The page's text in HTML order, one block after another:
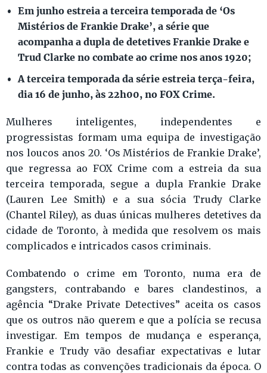
Em junho estreia a terceira temporada de ‘Os
Mistérios de Frankie Drake’, a série que
acompanha a dupla de detetives Frankie Drake e
Trud Clarke no combate ao crime nos anos 1920;
A terceira temporada da série estreia terça-feira,
dia 16 de junho, às 22h00, no FOX Crime.
Mulheres inteligentes, independentes e
progressistas formam uma equipa de investigação
nos loucos anos 20. ‘Os Mistérios de Frankie Drake’,
que regressa ao FOX Crime com a estreia da sua
terceira temporada, segue a dupla Frankie Drake
(Lauren Lee Smith) e a sua sócia Trudy Clarke
(Chantel Riley), as duas únicas mulheres detetives da
cidade de Toronto, à medida que resolvem os mais
complicados e intricados casos criminais.
Combatendo o crime em Toronto, numa era de
gangsters, contrabando e bares clandestinos, a
agência “Drake Private Detectives” aceita os casos
que os outros não querem e que a polícia se recusa
investigar. Em tempos de mudança e esperança,
Frankie e Trudy vão desafiar expectativas e lutar
contra todas as convenções tradicionais da época. O